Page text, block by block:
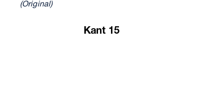
(Original)
Kant 15